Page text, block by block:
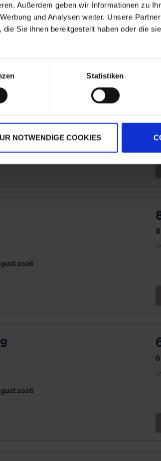
Außerdem geben wir Informationen zu
und Analysen weiter. Unsere
Sie ihnen bereitgestellt haben oder die
Statistiken
NOTWENDIGE COOKIES
2026
2026
2026
2026